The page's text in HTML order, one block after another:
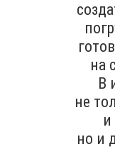
на
В
не
но и